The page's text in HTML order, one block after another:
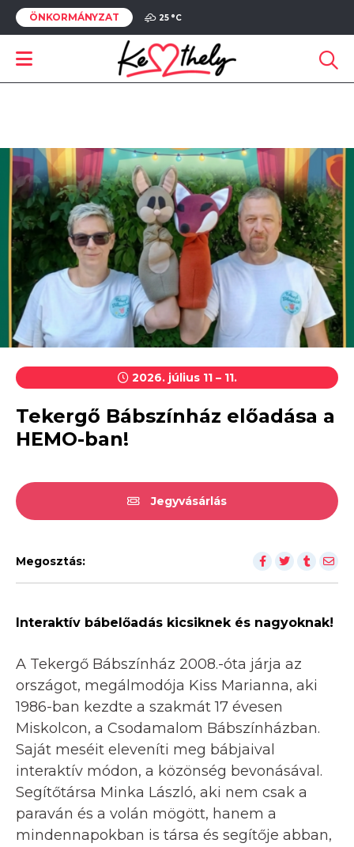
ÖNKORMÁNYZAT 25 °C
2026. július 11 – 11.
Tekergő Bábszínház előadása a
HEMO-ban!
Jegyvásárlás
Megosztás:
Interaktív bábelőadás kicsiknek és nagyoknak!
A Tekergő Bábszínház 2008.-óta járja az
országot, megálmodója Kiss Marianna, aki
1986-ban kezdte a szakmát 17 évesen
Miskolcon, a Csodamalom Bábszínházban.
Saját meséit eleveníti meg bábjaival
interaktív módon, a közönség bevonásával.
Segítőtársa Minka László, aki nem csak a
paraván és a volán mögött, hanem a
mindennapokban is társa és segítője abban,